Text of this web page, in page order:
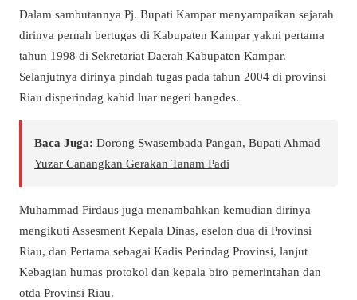
Dalam sambutannya Pj. Bupati Kampar menyampaikan sejarah
dirinya pernah bertugas di Kabupaten Kampar yakni pertama
tahun 1998 di Sekretariat Daerah Kabupaten Kampar.
Selanjutnya dirinya pindah tugas pada tahun 2004 di provinsi
Riau disperindag kabid luar negeri bangdes.
Baca Juga: Dorong Swasembada Pangan, Bupati Ahmad
Yuzar Canangkan Gerakan Tanam Padi
Muhammad Firdaus juga menambahkan kemudian dirinya
mengikuti Assesment Kepala Dinas, eselon dua di Provinsi
Riau, dan Pertama sebagai Kadis Perindag Provinsi, lanjut
Kebagian humas protokol dan kepala biro pemerintahan dan
otda Provinsi Riau.